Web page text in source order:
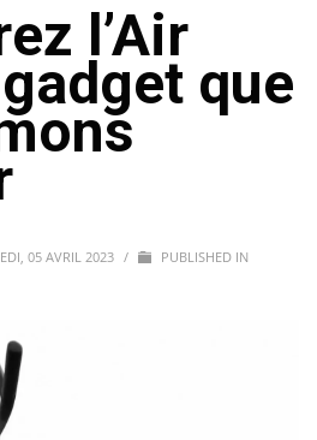
l’Air
que
05 AVRIL 2023 /
PUBLISHED IN